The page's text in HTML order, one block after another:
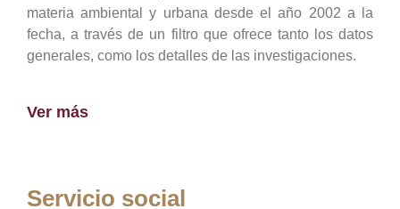
materia ambiental y urbana desde el año 2002 a la
fecha, a través de un filtro que ofrece tanto los datos
generales, como los detalles de las investigaciones.
Ver más
Servicio social